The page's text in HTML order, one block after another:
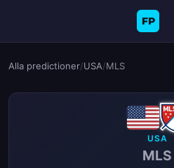
FP
Alla predictioner/USA/MLS
USA
MLS